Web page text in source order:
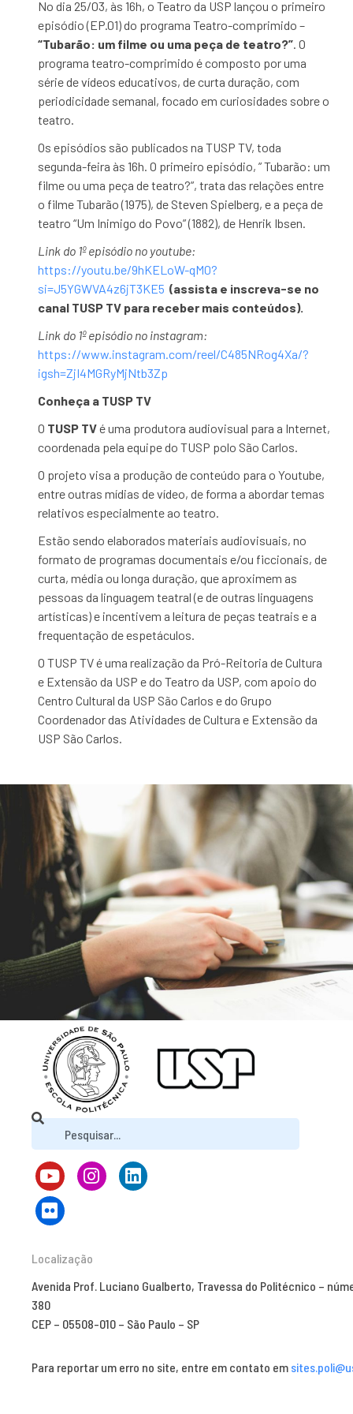
No dia 25/03, às 16h, o Teatro da USP lançou o primeiro
episódio (EP.01) do programa Teatro-comprimido –
“Tubarão: um filme ou uma peça de teatro?”. O
programa teatro-comprimido é composto por uma
série de vídeos educativos, de curta duração, com
periodicidade semanal, focado em curiosidades sobre o
teatro.
Os episódios são publicados na TUSP TV, toda
segunda-feira às 16h. O primeiro episódio, ” Tubarão: um
filme ou uma peça de teatro?”, trata das relações entre
o filme Tubarão (1975), de Steven Spielberg, e a peça de
teatro “Um Inimigo do Povo” (1882), de Henrik Ibsen.
Link do 1º episódio no youtube:
https://youtu.be/9hKELoW-qM0?
si=J5YGWVA4z6jT3KE5 (assista e inscreva-se no
canal TUSP TV para receber mais conteúdos).
Link do 1º episódio no instagram:
https://www.instagram.com/reel/C485NRog4Xa/?
igsh=ZjI4MGRyMjNtb3Zp
Conheça a TUSP TV
O TUSP TVé uma produtora audiovisual para a Internet,
coordenada pela equipe do TUSP polo São Carlos.
O projeto visa a produção de conteúdo para o Youtube,
entre outras mídias de vídeo, de forma a abordar temas
relativos especialmente ao teatro.
Estão sendo elaborados materiais audiovisuais, no
formato de programas documentais e/ou ficcionais, de
curta, média ou longa duração, que aproximem as
pessoas da linguagem teatral (e de outras linguagens
artísticas) e incentivem a leitura de peças teatrais e a
frequentação de espetáculos.
O TUSP TV é uma realização da Pró-Reitoria de Cultura
e Extensão da USP e do Teatro da USP, com apoio do
Centro Cultural da USP São Carlos e do Grupo
Coordenador das Atividades de Cultura e Extensão da
USP São Carlos.
Localização
Avenida Prof. Luciano Gualberto, Travessa do Politécnico –
380
CEP – 05508-010 – São Paulo – SP
Para reportar um erro no site, entre em contato em